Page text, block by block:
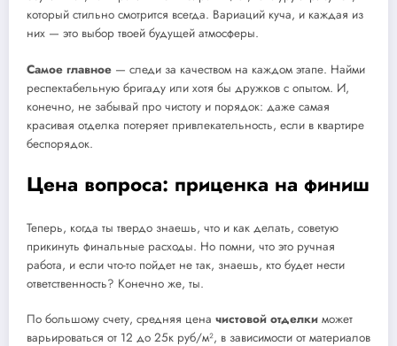
который стильно смотрится всегда. Вариаций куча, и каждая из
них — это выбор твоей будущей атмосферы.
Самое главное — следи за качеством на каждом этапе. Найми
респектабельную бригаду или хотя бы дружков с опытом. И,
конечно, не забывай про чистоту и порядок: даже самая
красивая отделка потеряет привлекательность, если в квартире
беспорядок.
Цена вопроса: приценка на финиш
Теперь, когда ты твердо знаешь, что и как делать, советую
прикинуть финальные расходы. Но помни, что это ручная
работа, и если что-то пойдет не так, знаешь, кто будет нести
ответственность? Конечно же, ты.
По большому счету, средняя цена чистовой отделки может
варьироваться от 12 до 25к руб/м², в зависимости от материалов